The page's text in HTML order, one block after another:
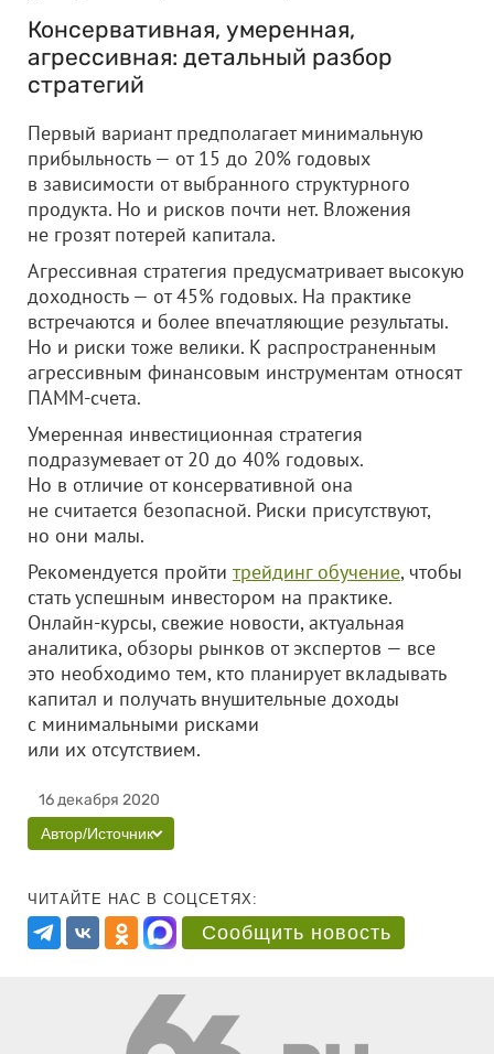
Консервативная, умеренная,
агрессивная: детальный разбор
стратегий
Первый вариант предполагает минимальную
прибыльность — от 15 до 20% годовых
в зависимости от выбранного структурного
продукта. Но и рисков почти нет. Вложения
не грозят потерей капитала.
Агрессивная стратегия предусматривает высокую
доходность — от 45% годовых. На практике
встречаются и более впечатляющие результаты.
Но и риски тоже велики. К распространенным
агрессивным финансовым инструментам относят
ПАММ-счета.
Умеренная инвестиционная стратегия
подразумевает от 20 до 40% годовых.
Но в отличие от консервативной она
не считается безопасной. Риски присутствуют,
но они малы.
Рекомендуется пройти трейдинг обучение, чтобы
стать успешным инвестором на практике.
Онлайн-курсы, свежие новости, актуальная
аналитика, обзоры рынков от экспертов — все
это необходимо тем, кто планирует вкладывать
капитал и получать внушительные доходы
с минимальными рисками
или их отсутствием.
16 декабря 2020
Автор/Источник
ЧИТАЙТЕ НАС В СОЦСЕТЯХ:
Сообщить новость